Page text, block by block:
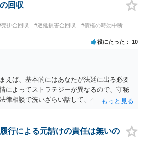
回収
売掛金回収 #遅延損害金回収
#債権の時効中断
役にたった 10
えば、基本的にはあなたが法廷に出る必要
によってストラテジーが異なるので、守秘
律相談で洗いざらい話して、ベストな方法
行による元請けの責任は無いの